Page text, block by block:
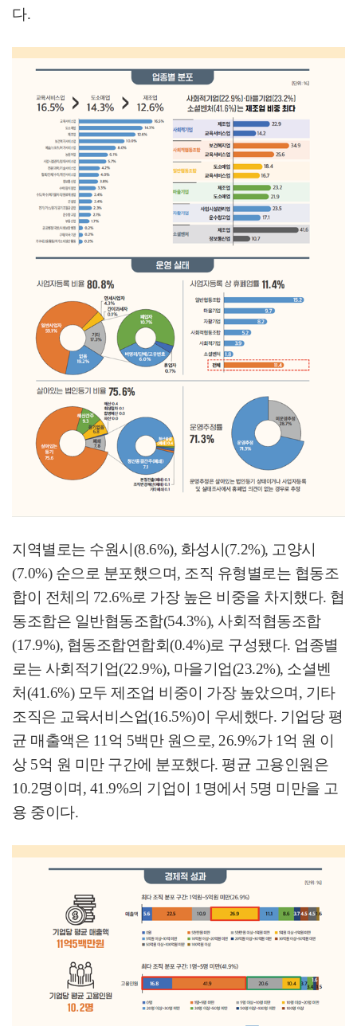
다.
지역별로는 수원시(8.6%), 화성시(7.2%), 고양시
(7.0%) 순으로 분포했으며, 조직 유형별로는 협동조
합이 전체의 72.6%로 가장 높은 비중을 차지했다. 협
동조합은 일반협동조합(54.3%), 사회적협동조합
(17.9%), 협동조합연합회(0.4%)로 구성됐다. 업종별
로는 사회적기업(22.9%), 마을기업(23.2%), 소셜벤
처(41.6%) 모두 제조업 비중이 가장 높았으며, 기타
조직은 교육서비스업(16.5%)이 우세했다. 기업당 평
균 매출액은 11 억 5백만 원으로, 26.9%가 1억 원 이
상 5억 원 미만 구간에 분포했다. 평균 고용인원은
10.2명이며, 41.9%의 기업이 1 명에서 5명 미만을 고
용 중이다.